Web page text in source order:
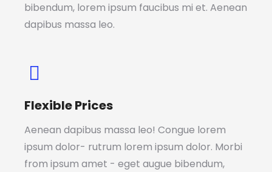
bibendum, lorem ipsum faucibus mi et. Aenean
dapibus massa leo.
Flexible Prices
Aenean dapibus massa leo! Congue lorem
ipsum dolor- rutrum lorem ipsum dolor. Morbi
from ipsum amet - eget augue bibendum,